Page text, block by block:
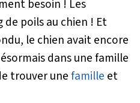
besoin ! Les
poils au chien ! Et
le chien avait encore
dans une famille
trouver unefamille et